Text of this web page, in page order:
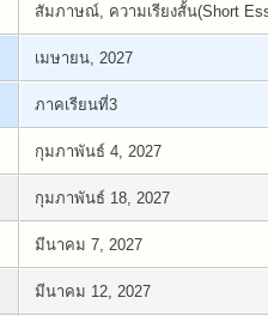
สัมภาษณ์, ความเรียงสั้น(Short
เมษายน, 2027
ภาคเรียนที่3
กุมภาพันธ์ 4, 2027
กุมภาพันธ์ 18, 2027
มีนาคม 7, 2027
มีนาคม 12, 2027